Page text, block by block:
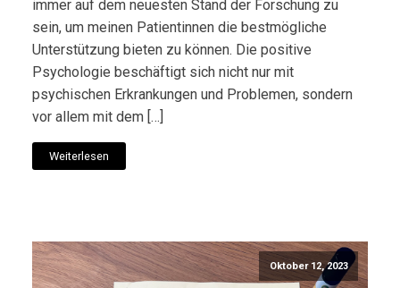
immer auf dem neuesten Stand der Forschung zu
sein, um meinen Patientinnen die bestmögliche
Unterstützung bieten zu können. Die positive
Psychologie beschäftigt sich nicht nur mit
psychischen Erkrankungen und Problemen, sondern
vor allem mit dem […]
Weiterlesen
Oktober 12, 2023